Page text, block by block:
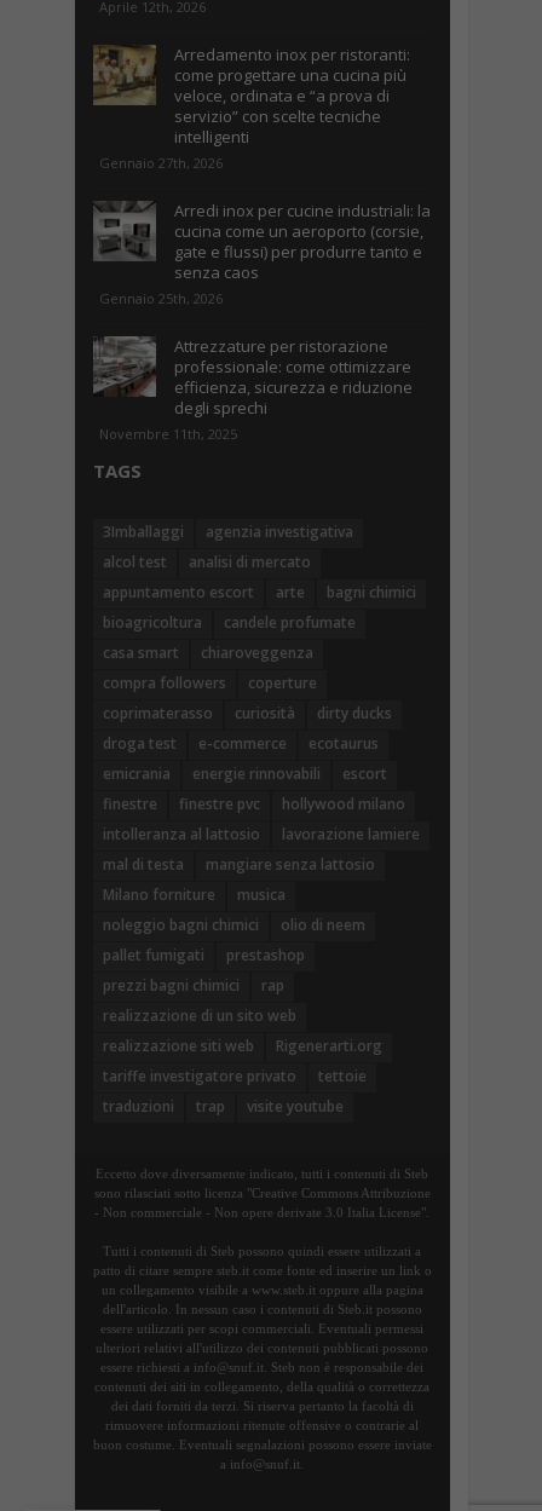
Aprile 12th, 2026
Arredamento inox per ristoranti:
come progettare una cucina più
veloce, ordinata e “a prova di
servizio” con scelte tecniche
intelligenti
Gennaio 27th, 2026
Arredi inox per cucine industriali: la
cucina come un aeroporto (corsie,
gate e flussi) per produrre tanto e
senza caos
Gennaio 25th, 2026
Attrezzature per ristorazione
professionale: come ottimizzare
efficienza, sicurezza e riduzione
degli sprechi
Novembre 11th, 2025
TAGS
3Imballaggi
agenzia investigativa
alcol test
analisi di mercato
appuntamento escort
arte
bagni chimici
bioagricoltura
candele profumate
casa smart
chiaroveggenza
compra followers
coperture
coprimaterasso
curiosità
dirty ducks
droga test
e-commerce
ecotaurus
emicrania
energie rinnovabili
escort
finestre
finestre pvc
hollywood milano
intolleranza al lattosio
lavorazione lamiere
mal di testa
mangiare senza lattosio
Milano forniture
musica
noleggio bagni chimici
olio di neem
pallet fumigati
prestashop
prezzi bagni chimici
rap
realizzazione di un sito web
realizzazione siti web
Rigenerarti.org
tariffe investigatore privato
tettoie
traduzioni
trap visite youtube
Eccetto dove diversamente indicato, tutti i contenuti di Steb
sono rilasciati sotto licenza "Creative Commons Attribuzione
- Non commerciale - Non opere derivate 3.0 Italia License".
Tutti i contenuti di Steb possono quindi essere utilizzati a
patto di citare sempre steb.it come fonte ed inserire un link o
un collegamento visibile a www.steb.it oppure alla pagina
dell'articolo. In nessun caso i contenuti di Steb.it possono
essere utilizzati per scopi commerciali. Eventuali permessi
ulteriori relativi all'utilizzo dei contenuti pubblicati possono
essere richiesti a info@snuf.it. Steb non è responsabile dei
contenuti dei siti in collegamento, della qualità o correttezza
dei dati forniti da terzi. Si riserva pertanto la facoltà di
rimuovere informazioni ritenute offensive o contrarie al
buon costume. Eventuali segnalazioni possono essere inviate
a info@snuf.it.